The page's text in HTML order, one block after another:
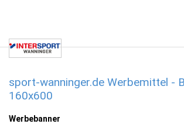
sport-wanninger.de Werbemittel -
160x600
Werbebanner